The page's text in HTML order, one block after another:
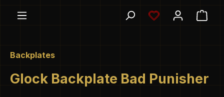
Du hast 0
Backplates
Glock Backplate Bad Punisher